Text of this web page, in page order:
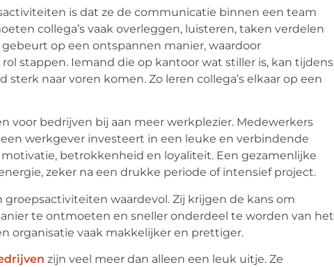
is dat ze de communicatie binnen een team
collega’s vaak overleggen, luisteren, taken verdelen
op een ontspannen manier, waardoor
stappen. Iemand die op kantoor wat stiller is, kan tijdens
naar voren komen. Zo leren collega’s elkaar op een
voor bedrijven bij aan meer werkplezier. Medewerkers
werkgever investeert in een leuke en verbindende
betrokkenheid en loyaliteit. Een gezamenlijke
zeker na een drukke periode of intensief project.
waardevol. Zij krijgen de kans om
te ontmoeten en sneller onderdeel te worden van het
organisatie vaak makkelijker en prettiger.
zijn veel meer dan alleen een leuk uitje. Ze